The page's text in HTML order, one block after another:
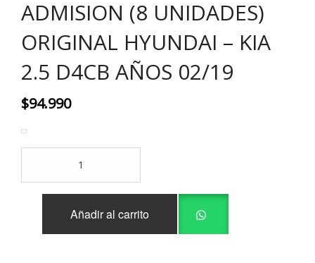
ADMISION (8 UNIDADES)
ORIGINAL HYUNDAI – KIA
2.5 D4CB AÑOS 02/19
$94.990
ADMISION
UNIDADES)Añadir al carrito